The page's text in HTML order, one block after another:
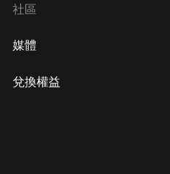
社區
媒體
兌換權益